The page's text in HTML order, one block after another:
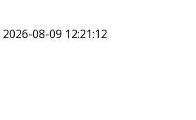
2026-08-09 12:21:12